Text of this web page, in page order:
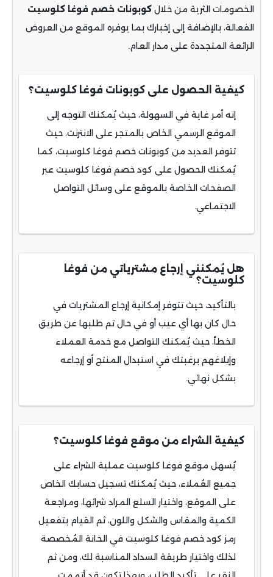
الخصومات الثرية من خلال كوبونات خصم فوغا كلوسيت
الفعالة، بالإضافة إلى إخبارك بما يوفره الموقع من العروض
الرائعة المتجددة على مدار العام.
كيفية الحصول على كوبونات فوغا كلوسيت؟
إنه أمر غاية في السهولة، حيث يُمكنك التوجه إلى
الموقع الرسمي الخاص بالمتجر على الانترنت، حيث
تتوفر العديد من كوبونات خصم فوغا كلوسيت، كما
يُمكنك الحصول على كود خصم فوغا كلوسيت عبر
الصفحات الخاصة بالموقع على وسائل التواصل
الاجتماعي.
هل يُمكنني إرجاع مشترياتي من فوغا
كلوسيت؟
بالتأكيد، حيث تتوفر إمكانية إرجاع المشتريات في
حال كان بها أي عيب أو في حال تم طلبها عن طريق
الخطأ، حيث يُمكنك التواصل مع خدمة العملاء
وإبلاغهم برغبتك في استبدال المنتج أو إرجاعه
بشكل نهائي.
كيفية الشراء من موقع فوغا كلوسيت؟
يُسهل موقع فوغا كلوسيت عملية الشراء على
جميع العُملاء، حيث يُمكنك تسجيل حسابك الخاص
على الموقع، واختيار السلع المراد شرائها، ومراجعة
الكمية والمقاس والشكل واللون، ثم القيام بتفعيل
رمز كود خصم فوغا كلوسيت في الخانة المُخصصة
لذلك واختيار طريقة السداد المناسبة لك، ومن ثم